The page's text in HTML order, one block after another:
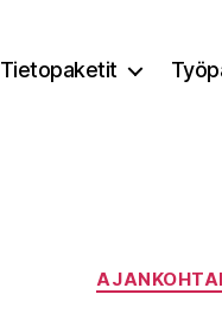
Tietopaketit